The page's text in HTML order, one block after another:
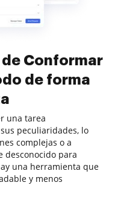
Conformar
de forma
una tarea
peculiaridades, lo
complejas o a
desconocido para
una herramienta que
y menos